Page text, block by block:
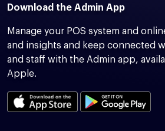
Download the Admin App
Manage your POS system and
and insights and keep connected
and staff with the Admin app,
Apple.